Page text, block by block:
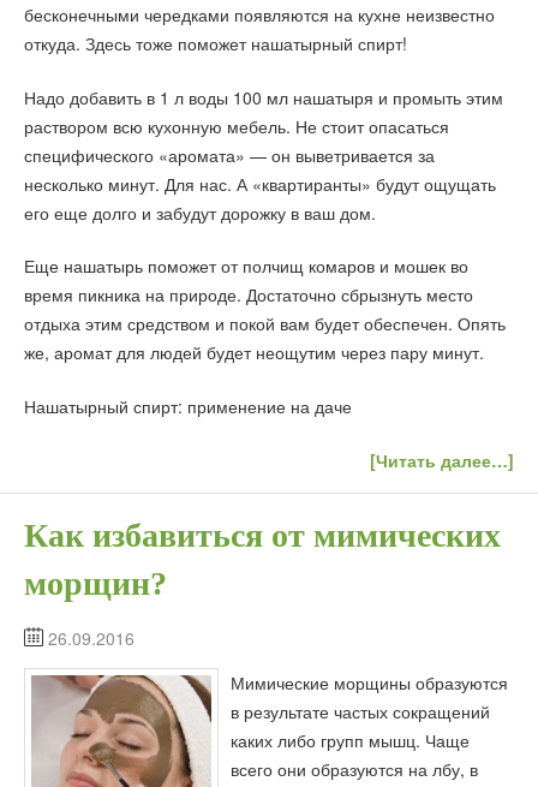
бесконечными чередками появляются на кухне неизвестно
откуда. Здесь тоже поможет нашатырный спирт!
Надо добавить в 1 л воды 100 мл нашатыря и промыть этим
раствором всю кухонную мебель. Не стоит опасаться
специфического «аромата» — он выветривается за
несколько минут. Для нас. А «квартиранты» будут ощущать
его еще долго и забудут дорожку в ваш дом.
Еще нашатырь поможет от полчищ комаров и мошек во
время пикника на природе. Достаточно сбрызнуть место
отдыха этим средством и покой вам будет обеспечен. Опять
же, аромат для людей будет неощутим через пару минут.
Нашатырный спирт: применение на даче
[Читать далее…]
Как избавиться от мимических
морщин?
26.09.2016
Мимические морщины образуются
в результате частых сокращений
каких либо групп мышц. Чаще
всего они образуются на лбу, в